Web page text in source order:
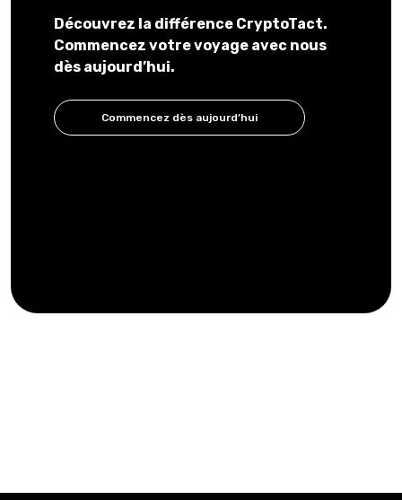
Découvrez la différence CryptoTact.
Commencez votre voyage avec nous
dès aujourd’hui.
Commencez dès aujourd’hui